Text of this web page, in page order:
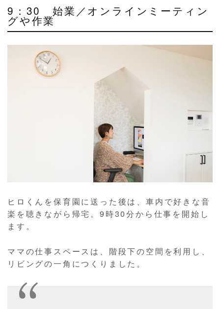
9：30 始業／オンラインミーティン
グや作業
ヒロくんを保育園に送った後は、車内で好きな音
楽を聴きながら帰宅。9時30分から仕事を開始し
ます。
ママの仕事スペースは、階段下の空間を利用し、
リビングの一角につくりました。